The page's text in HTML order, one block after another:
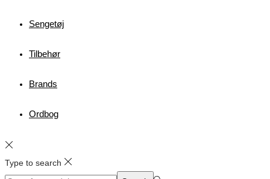
Sengetøj
Tilbehør
Brands
Ordbog
Type to search